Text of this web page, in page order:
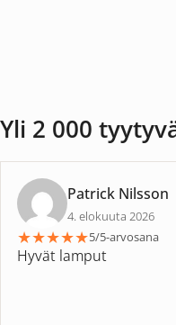
Yli 2 000
Patrick Nilsson
4. elokuuta 2026
★★★★★5/5-arvosana
Hyvät lamput